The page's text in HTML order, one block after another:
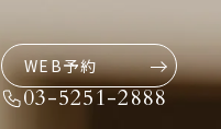
WEB予約
03-5251-2888